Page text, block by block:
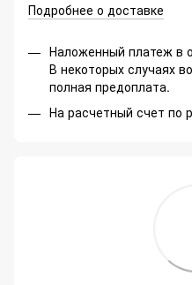
Подробнее о доставке
Наложенный платеж в
В некоторых случаях
полная предоплата.
На расчетный счет по